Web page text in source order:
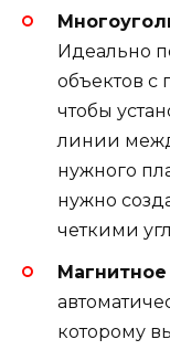
Идеально
объектов
чтобы
линии
нужного
нужно
четкими
которому